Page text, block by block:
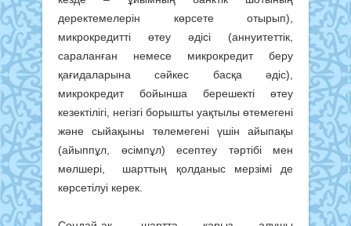
деректемелерін көрсете отырып),
микрокредитті өтеу әдісі (аннуитеттік,
сараланған немесе микрокредит беру
қағидаларына сәйкес басқа әдіс),
микрокредит бойынша берешекті өтеу
кезектілігі, негізгі борышты уақтылы өтемегені
және сыйақыны төлемегені үшін айыпақы
(айыппұл, өсімпұл) есептеу тәртібі мен
мөлшері, шарттың қолданыс мерзімі де
көрсетілуі керек.